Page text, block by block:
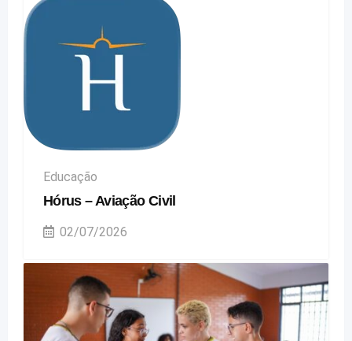
Educação
Hórus – Aviação Civil
02/07/2026